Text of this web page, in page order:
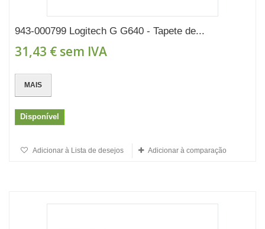
943-000799 Logitech G G640 - Tapete de...
31,43 € sem IVA
MAIS
Disponível
Adicionar à Lista de desejos Adicionar à comparação